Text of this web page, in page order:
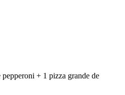
pepperoni + 1 pizza grande de